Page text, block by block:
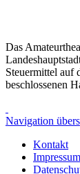
Das
Steuermittel auf
beschlossenen
Navigation
Kontakt
Impressum